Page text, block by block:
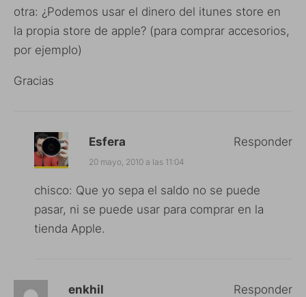
otra: ¿Podemos usar el dinero del itunes store en
la propia store de apple? (para comprar accesorios,
por ejemplo)
Gracias
Esfera
20 mayo, 2010 a las 11:04
chisco: Que yo sepa el saldo no se puede
pasar, ni se puede usar para comprar en la
tienda Apple.
Responder
enkhil Responder